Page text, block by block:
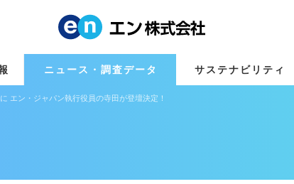
ニュース・調査データ サステナビリティ
に エン・ジャパン執行役員の寺田が登壇決定！